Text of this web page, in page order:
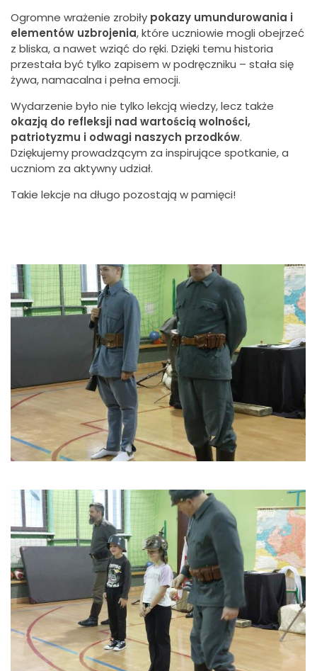
Ogromne wrażenie zrobiły pokazy umundurowania i
elementów uzbrojenia, które uczniowie mogli obejrzeć
z bliska, a nawet wziąć do ręki. Dzięki temu historia
przestała być tylko zapisem w podręczniku – stała się
żywa, namacalna i pełna emocji.
Wydarzenie było nie tylko lekcją wiedzy, lecz także
okazją do refleksji nad wartością wolności,
patriotyzmu i odwagi naszych przodków.
Dziękujemy prowadzącym za inspirujące spotkanie, a
uczniom za aktywny udział.
Takie lekcje na długo pozostają w pamięci!